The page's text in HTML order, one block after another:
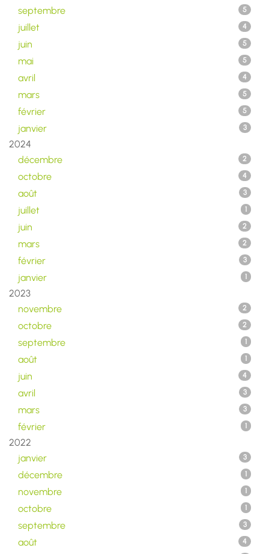
septembre 5
juillet 4
juin 5
mai 5
avril 4
mars 5
février 5
janvier 3
2024
décembre
2
octobre 4
août 3
juillet 1
juin 2
mars 2
février 3
janvier 1
2023
novembre
2
octobre 2
septembre 1
août 1
juin 4
avril 3
mars 3
février 1
2022
janvier
3
décembre 1
novembre 1
octobre 1
septembre 3
août 4